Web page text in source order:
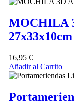
MOCHILA
27x33x10cm
16,95 €
Añadir al Carrito